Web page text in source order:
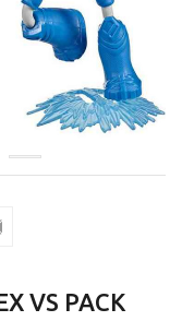
VS PACK